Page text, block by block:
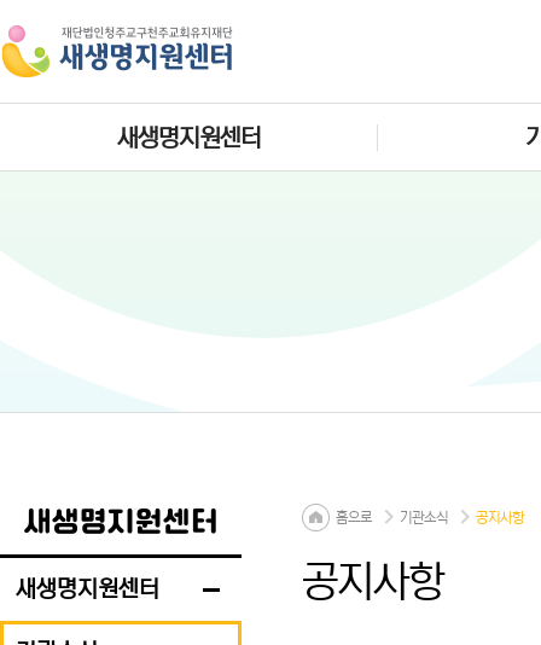
새생명지원센터
새생명지원센터
새생명지원센터
홈으로 기관소식 공지사항
공지사항